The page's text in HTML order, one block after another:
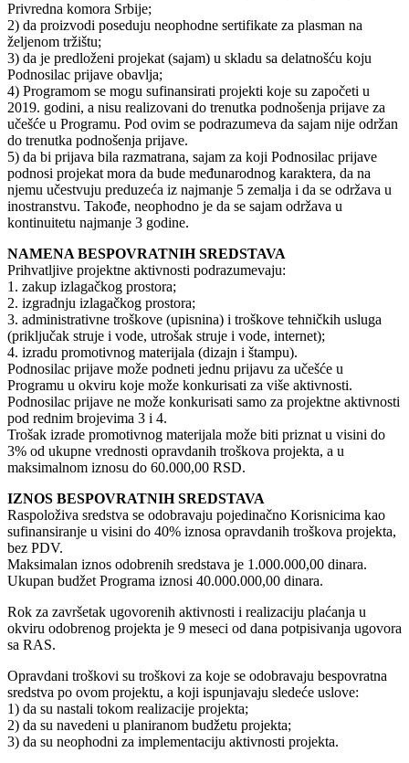
Privredna komora Srbije;
2) da proizvodi poseduju neophodne sertifikate za plasman na
željenom tržištu;
3) da je predloženi projekat (sajam) u skladu sa delatnošću koju
Podnosilac prijave obavlja;
4) Programom se mogu sufinansirati projekti koje su započeti u
2019. godini, a nisu realizovani do trenutka podnošenja prijave za
učešće u Programu. Pod ovim se podrazumeva da sajam nije održan
do trenutka podnošenja prijave.
5) da bi prijava bila razmatrana, sajam za koji Podnosilac prijave
podnosi projekat mora da bude međunarodnog karaktera, da na
njemu učestvuju preduzeća iz najmanje 5 zemalja i da se održava u
inostranstvu. Takođe, neophodno je da se sajam održava u
kontinuitetu najmanje 3 godine.
NAMENA BESPOVRATNIH SREDSTAVA
Prihvatljive projektne aktivnosti podrazumevaju:
1. zakup izlagačkog prostora;
2. izgradnju izlagačkog prostora;
3. administrativne troškove (upisnina) i troškove tehničkih usluga
(priključak struje i vode, utrošak struje i vode, internet);
4. izradu promotivnog materijala (dizajn i štampu).
Podnosilac prijave može podneti jednu prijavu za učešće u
Programu u okviru koje može konkurisati za više aktivnosti.
Podnosilac prijave ne može konkurisati samo za projektne aktivnosti
pod rednim brojevima 3 i 4.
Trošak izrade promotivnog materijala može biti priznat u visini do
3% od ukupne vrednosti opravdanih troškova projekta, a u
maksimalnom iznosu do 60.000,00 RSD.
IZNOS BESPOVRATNIH SREDSTAVA
Raspoloživa sredstva se odobravaju pojedinačno Korisnicima kao
sufinansiranje u visini do 40% iznosa opravdanih troškova projekta,
bez PDV.
Maksimalan iznos odobrenih sredstava je 1.000.000,00 dinara.
Ukupan budžet Programa iznosi 40.000.000,00 dinara.
Rok za završetak ugovorenih aktivnosti i realizaciju plaćanja u
okviru odobrenog projekta je 9 meseci od dana potpisivanja ugovora
sa RAS.
Opravdani troškovi su troškovi za koje se odobravaju bespovratna
sredstva po ovom projektu, a koji ispunjavaju sledeće uslove:
1) da su nastali tokom realizacije projekta;
2) da su navedeni u planiranom budžetu projekta;
3) da su neophodni za implementaciju aktivnosti projekta.